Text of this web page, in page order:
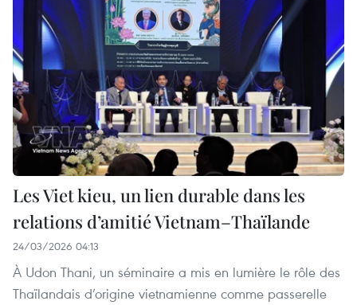
Les Viet kieu, un lien durable dans les
relations d’amitié Vietnam–Thaïlande
24/03/2026 04:13
À Udon Thani, un séminaire a mis en lumière le rôle des
Thaïlandais d’origine vietnamienne comme passerelle